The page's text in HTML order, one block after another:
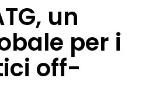
un
per i
off-